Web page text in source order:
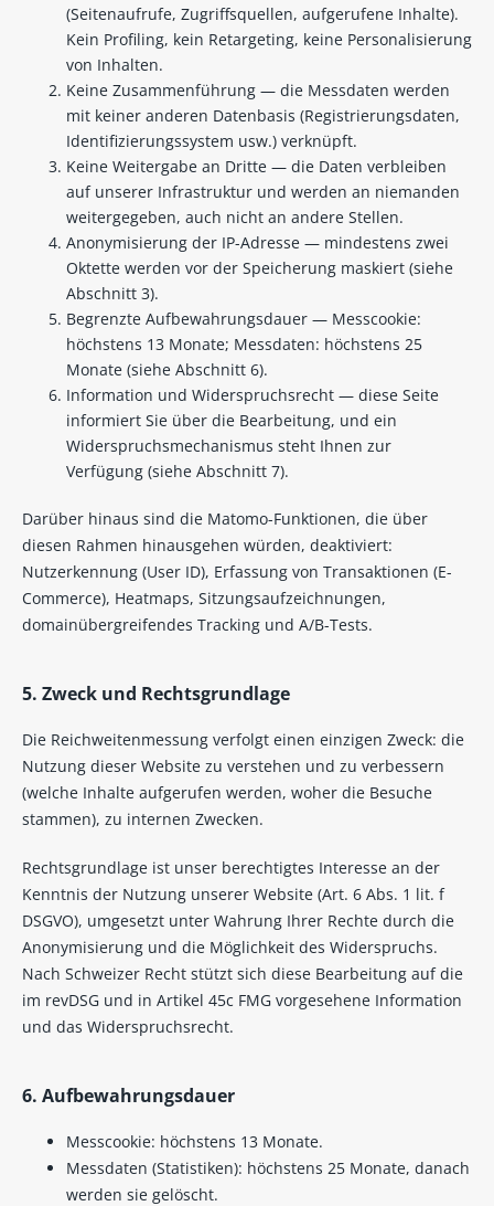
(Seitenaufrufe, Zugriffsquellen, aufgerufene Inhalte).
Kein Profiling, kein Retargeting, keine Personalisierung
von Inhalten.
Keine Zusammenführung — die Messdaten werden
mit keiner anderen Datenbasis (Registrierungsdaten,
Identifizierungssystem usw.) verknüpft.
Keine Weitergabe an Dritte — die Daten verbleiben
auf unserer Infrastruktur und werden an niemanden
weitergegeben, auch nicht an andere Stellen.
Anonymisierung der IP-Adresse — mindestens zwei
Oktette werden vor der Speicherung maskiert (siehe
Abschnitt 3).
Begrenzte Aufbewahrungsdauer — Messcookie:
höchstens 13 Monate; Messdaten: höchstens 25
Monate (siehe Abschnitt 6).
Information und Widerspruchsrecht — diese Seite
informiert Sie über die Bearbeitung, und ein
Widerspruchsmechanismus steht Ihnen zur
Verfügung (siehe Abschnitt 7).
Darüber hinaus sind die Matomo-Funktionen, die über
diesen Rahmen hinausgehen würden, deaktiviert:
Nutzerkennung (User ID), Erfassung von Transaktionen (E-
Commerce), Heatmaps, Sitzungsaufzeichnungen,
domainübergreifendes Tracking und A/B-Tests.
5. Zweck und Rechtsgrundlage
Die Reichweitenmessung verfolgt einen einzigen Zweck: die
Nutzung dieser Website zu verstehen und zu verbessern
(welche Inhalte aufgerufen werden, woher die Besuche
stammen), zu internen Zwecken.
Rechtsgrundlage ist unser berechtigtes Interesse an der
Kenntnis der Nutzung unserer Website (Art. 6 Abs. 1 lit. f
DSGVO), umgesetzt unter Wahrung Ihrer Rechte durch die
Anonymisierung und die Möglichkeit des Widerspruchs.
Nach Schweizer Recht stützt sich diese Bearbeitung auf die
im revDSG und in Artikel 45c FMG vorgesehene Information
und das Widerspruchsrecht.
6. Aufbewahrungsdauer
Messcookie: höchstens 13 Monate.
Messdaten (Statistiken): höchstens 25 Monate, danach
werden sie gelöscht.